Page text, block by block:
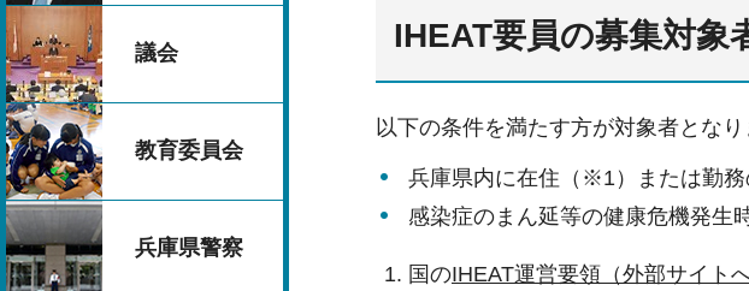
議会
教育委員会
兵庫県警察
IHEAT要員の募集対象
以下の条件を満たす方が対象者となり
兵庫県内に在住（※1）または勤
感染症のまん延等の健康危機発生
国のIHEAT運営要領（外部サイト